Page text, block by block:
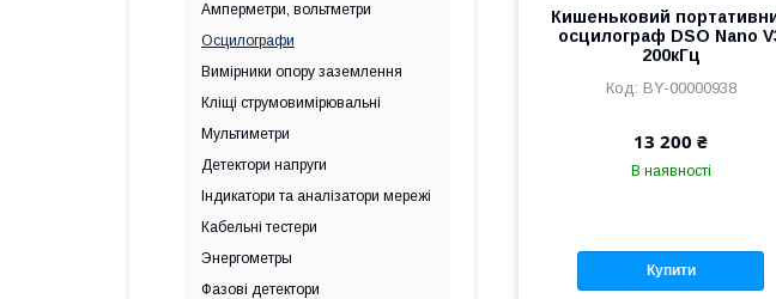
Кишеньковий
осцилограф DSO Nano
200кГц
BY-00000938
13 200 ₴
В наявності
Купити
Амперметри, вольтметри
Осцилографи
Вимірники опору заземлення
Кліщі струмовимірювальні
Мультиметри
Детектори напруги
Індикатори та аналізатори мережі
Кабельні тестери
Энергометры
Фазові детектори